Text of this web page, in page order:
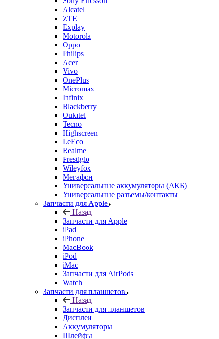
Alcatel
ZTE
Explay
Motorola
Oppo
Philips
Acer
Vivo
OnePlus
Micromax
Infinix
Blackberry
Oukitel
Tecno
Highscreen
LeEco
Realme
Prestigio
Wileyfox
Мегафон
Универсальные аккумуляторы (АКБ)
Универсальные разъемы/контакты
Запчасти для Apple
Назад
Запчасти для Apple
iPad
iPhone
MacBook
iPod
iMac
Запчасти для AirPods
Watch
Запчасти для планшетов
Назад
Запчасти для планшетов
Дисплеи
Аккумуляторы
Шлейфы
Тачскрины